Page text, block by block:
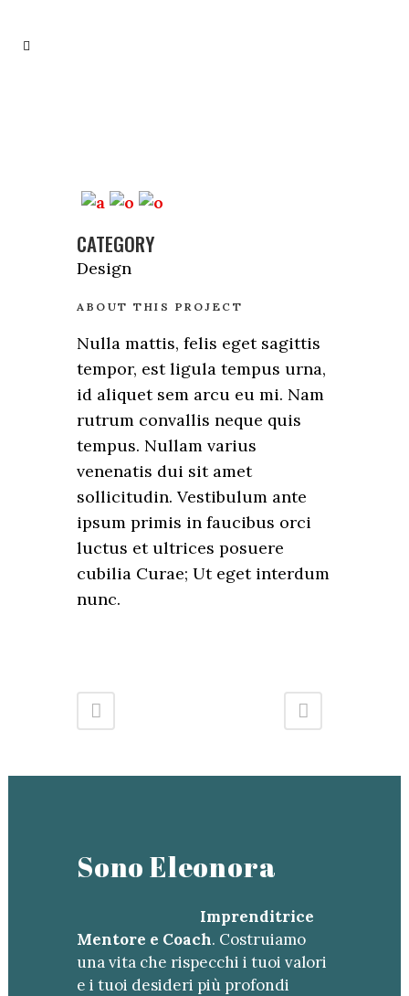
CATEGORY
Design
ABOUT THIS PROJECT
Nulla mattis, felis eget sagittis
tempor, est ligula tempus urna,
id aliquet sem arcu eu mi. Nam
rutrum convallis neque quis
tempus. Nullam varius
venenatis dui sit amet
sollicitudin. Vestibulum ante
ipsum primis in faucibus orci
luctus et ultrices posuere
cubilia Curae; Ut eget interdum
nunc.
Sono Eleonora
Imprenditrice
Mentore e Coach. Costruiamo
una vita che rispecchi i tuoi valori
e i tuoi desideri più profondi